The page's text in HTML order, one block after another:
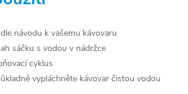
návodu k vašemu kávovaru
sáčku s vodou v nádržce
cyklus
vypláchněte kávovar čistou vodou